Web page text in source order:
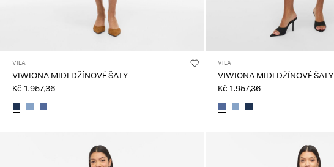
VILA
VIWIONA MIDI DŽÍNOVÉ ŠATY
Kč 1.957,36
VILA
VIWIONA MIDI DŽÍNOVÉ ŠATY
Kč 1.957,36